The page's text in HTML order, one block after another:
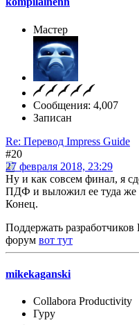
Мастер
Сообщения: 4,007
Записан
Re: Перевод Impress Guide
#20
27 февраля 2018, 23:29
Ну и как совсем финал, я
ПДФ и выложил ее туда же
Конец.
Поддержать
форум вот тут
mikekaganski
Collabora Productivity
Гуру